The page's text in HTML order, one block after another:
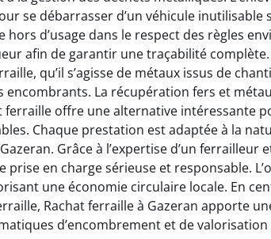
se débarrasser d’un véhicule
d’usage dans le respect des règles
afin de garantir une traçabilité
qu’il s’agisse de métaux issus de
encombrants. La récupération fers et
ferraille offre une alternative intéressante
Chaque prestation est adaptée à la
Grâce à l’expertise d’un ferrailleur
en charge sérieuse et responsable.
une économie circulaire locale. En
Rachat ferraille à Gazeran apporte
d’encombrement et de
Aurélie Bonnet
21 juin 2024
Le service de terrassement
jardin à Var était
exceptionnel. L'équipe a
travaillé de manière efficace
et professionnelle, laissant
notre jardin impeccable et